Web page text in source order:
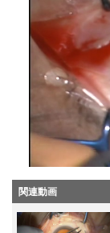
関連動画